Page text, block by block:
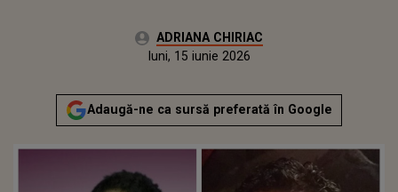
Autor:ADRIANA CHIRIAC
Actualizat:
luni, 15 iunie 2026
Adaugă-ne ca sursă preferată în Google